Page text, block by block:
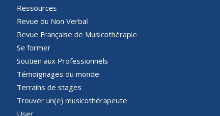
Ressources
Revue du Non Verbal
Revue Française de Musicothérapie
Se former
Soutien aux Professionnels
Témoignages du monde
Terrains de stages
Trouver un(e) musicothérapeute
User